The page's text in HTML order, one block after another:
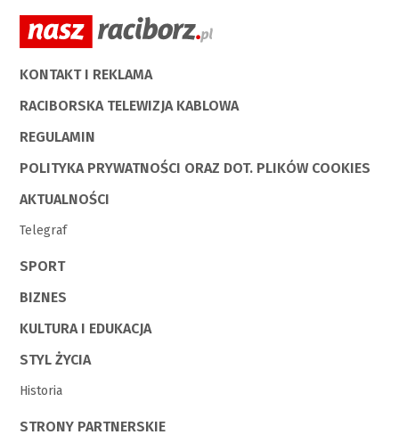
KONTAKT I REKLAMA
RACIBORSKA TELEWIZJA KABLOWA
REGULAMIN
POLITYKA PRYWATNOŚCI ORAZ DOT. PLIKÓW COOKIES
AKTUALNOŚCI
Telegraf
SPORT
BIZNES
KULTURA I EDUKACJA
STYL ŻYCIA
Historia
STRONY PARTNERSKIE